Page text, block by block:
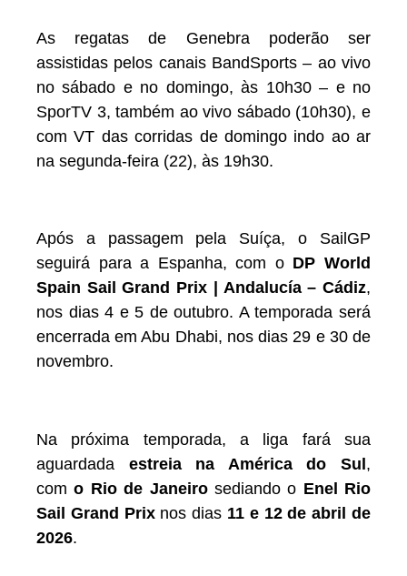
As regatas de Genebra poderão ser
assistidas pelos canais BandSports – ao vivo
no sábado e no domingo, às 10h30 – e no
SporTV 3, também ao vivo sábado (10h30), e
com VT das corridas de domingo indo ao ar
na segunda-feira (22), às 19h30.
Após a passagem pela Suíça, o SailGP
seguirá para a Espanha, com o DP World
Spain Sail Grand Prix | Andalucía – Cádiz,
nos dias 4 e 5 de outubro. A temporada será
encerrada em Abu Dhabi, nos dias 29 e 30 de
novembro.
Na próxima temporada, a liga fará sua
aguardada estreia na América do Sul,
como Rio de Janeirosediando o Enel Rio
Sail Grand Prixnos dias 11 e 12 de abril de
2026.